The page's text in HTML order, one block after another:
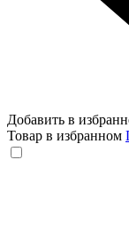
Добавить в
Товар в избранном